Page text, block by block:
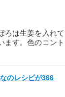
ろは生姜を入れて
ます。色のコント
のレシピが366